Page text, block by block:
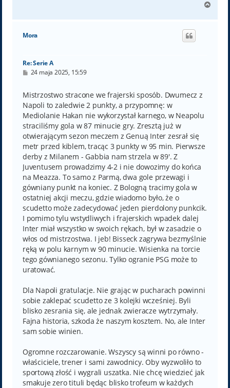
g
Mora
Re: Serie A
P
t
24 maja 2025, 15:59
Mistrzostwo stracone we frajerski sposób. Dwumecz z
Napoli to zaledwie 2 punkty, a przypomnę: w
Mediolanie Hakan nie wykorzystał karnego, w Neapolu
straciliśmy gola w 87 minucie gry. Zresztą już w
otwierającym sezon meczem z Genuą Inter zesrał się
metr przed kiblem, tracąc 3 punkty w 95 min. Pierwsze
derby z Milanem - Gabbia nam strzela w 89'. Z
Juventusem prowadzimy 4-2 i nie dowozimy do końca
na Meazza. To samo z Parmą, dwa gole przewagi i
gówniany punkt na koniec. Z Bologną tracimy gola w
ostatniej akcji meczu, gdzie wiadomo było, że o
scudetto może zadecydować jeden pierdolony punkcik.
I pomimo tylu wstydliwych i frajerskich wpadek dalej
Inter miał wszystko w swoich rękach, był w zasadzie o
włos od mistrzostwa. I jeb! Bisseck zagrywa bezmyślnie
ręką w polu karnym w 90 minucie. Wisienka na torcie
tego gównianego sezonu. Tylko ogranie PSG może to
uratować.
Dla Napoli gratulacje. Nie grając w pucharach powinni
sobie zaklepać scudetto ze 3 kolejki wcześniej. Byli
blisko zesrania się, ale jednak zwieracze wytrzymały.
Fajna historia, szkoda że naszym kosztem. No, ale Inter
sam sobie winien.
Ogromne rozczarowanie. Wszyscy są winni po równo -
właściciele, trener i sami zawodnicy. Oby wyzwoliło to
sportową złość i wygrali uszatka. Nie chcę wiedzieć jak
smakuje zero tituli będąc blisko trofeum w każdych